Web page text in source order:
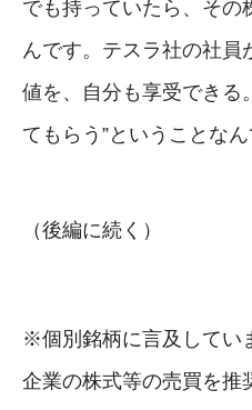
でも持っていたら、その
んです。テスラ社の社員
値を、自分も享受できる
てもらう”ということなん
（後編に続く）
※個別銘柄に言及してい
企業の株式等の売買を推